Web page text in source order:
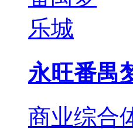
永旺番禺
商业综合